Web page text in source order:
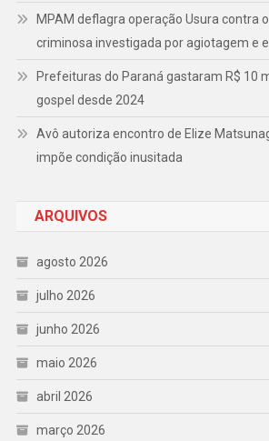
MPAM deflagra operação Usura contra
criminosa investigada por agiotagem e
Prefeituras do Paraná gastaram R$ 10
gospel desde 2024
Avô autoriza encontro de Elize
impõe condição inusitada
ARQUIVOS
agosto 2026
julho 2026
junho 2026
maio 2026
abril 2026
março 2026